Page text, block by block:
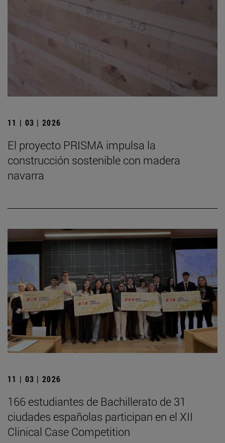
11 | 03 | 2026
El proyecto PRISMA impulsa la
construcción sostenible con madera
navarra
11 | 03 | 2026
166 estudiantes de Bachillerato de 31
ciudades españolas participan en el XII
Clinical Case Competition